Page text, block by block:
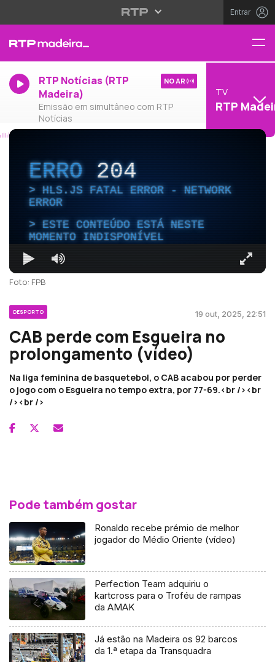
Entrar
RTP Notícias (RTP
Madeira)
Emissão em simultâneo com RTP
Notícias
NO AR
TV
RTP
ERRO204
HLS.JS FATAL ERROR - NETWORK
ERROR
ESTE CONTEÚDO ESTÁ NESTE
MOMENTO INDISPONÍVEL
Foto: FPB
DESPORTO 19 out, 2025, 22:51
CAB perde com Esgueira no
prolongamento (vídeo)
Na liga feminina de basquetebol, o CAB acabou por perder
o jogo com o Esgueira no tempo extra, por 77-69.<br /><br
/><br />
Pode também gostar
Ronaldo recebe prémio de melhor
jogador do Médio Oriente (vídeo)
Perfection Team adquiriu o
kartcross para o Troféu de rampas
da AMAK
Já estão na Madeira os 92 barcos
da 1.ª etapa da Transquadra